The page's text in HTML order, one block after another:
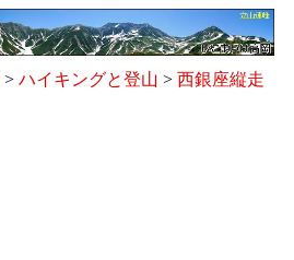
> ハイキングと登山 > 西銀座縦走